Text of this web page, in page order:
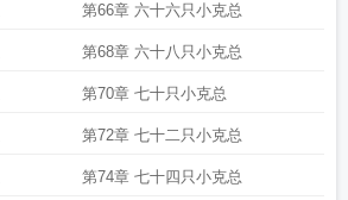
第66章 六十六只小克总
第68章 六十八只小克总
第70章 七十只小克总
第72章 七十二只小克总
第74章 七十四只小克总